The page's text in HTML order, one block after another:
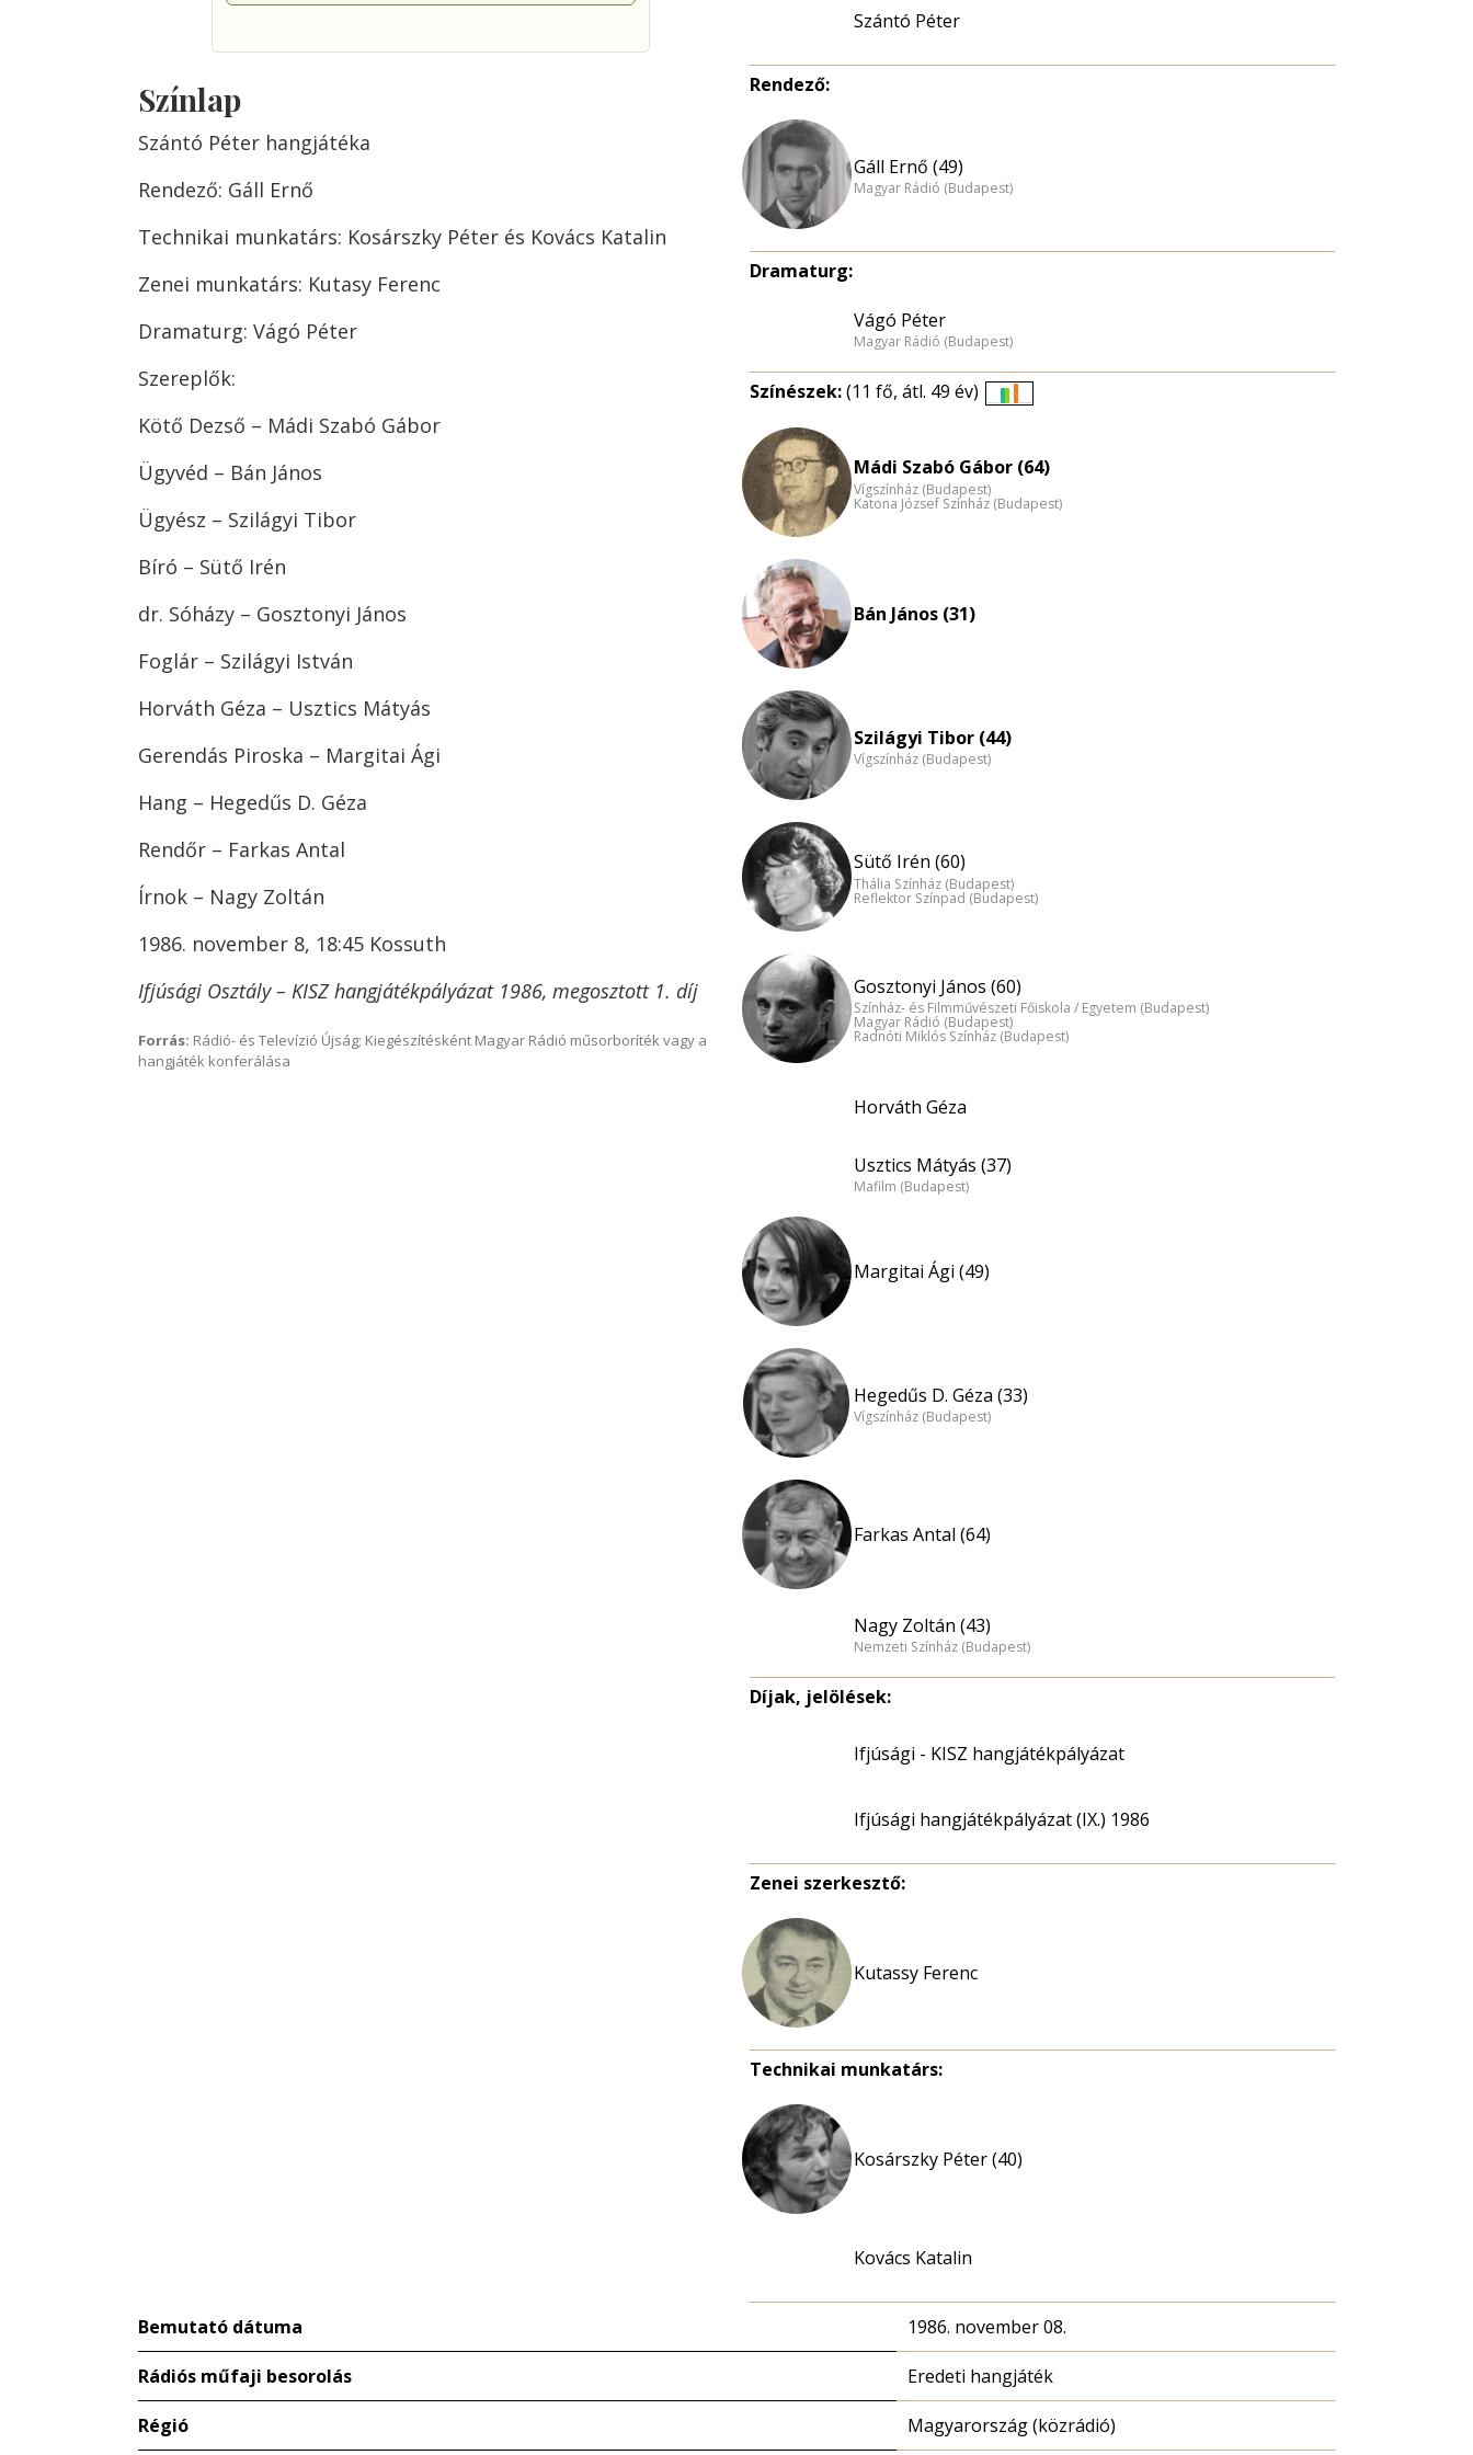
Színlap
Szántó Péter hangjátéka
Rendező: Gáll Ernő
Technikai munkatárs: Kosárszky Péter és Kovács Katalin
Zenei munkatárs: Kutasy Ferenc
Dramaturg: Vágó Péter
Szereplők:
Kötő Dezső – Mádi Szabó Gábor
Ügyvéd – Bán János
Ügyész – Szilágyi Tibor
Bíró – Sütő Irén
dr. Sóházy – Gosztonyi János
Foglár – Szilágyi István
Horváth Géza – Usztics Mátyás
Gerendás Piroska – Margitai Ági
Hang – Hegedűs D. Géza
Rendőr – Farkas Antal
Írnok – Nagy Zoltán
1986. november 8, 18:45 Kossuth
Ifjúsági Osztály – KISZ hangjátékpályázat 1986, megosztott 1. díj
Forrás: Rádió- és Televízió Újság; Kiegészítésként Magyar Rádió műsorboríték vagy a
hangjáték konferálása
Szántó Péter
Rendező:
Gáll Ernő (49)
Magyar Rádió (Budapest)
Dramaturg:
Vágó Péter
Magyar Rádió (Budapest)
Színészek:(11 fő, átl. 49 év)
nagyítása
Mádi Szabó Gábor (64)
Vígszínház (Budapest)
Katona József Színház (Budapest)
Bán János (31)
Szilágyi Tibor (44)
Vígszínház (Budapest)
Sütő Irén (60)
Thália Színház (Budapest)
Reflektor Színpad (Budapest)
Gosztonyi János (60)
Színház- és Filmművészeti Főiskola / Egyetem (Budapest)
Magyar Rádió (Budapest)
Radnóti Miklós Színház (Budapest)
Horváth Géza
Usztics Mátyás (37)
Mafilm (Budapest)
Margitai Ági (49)
Hegedűs D. Géza (33)
Vígszínház (Budapest)
Farkas Antal (64)
Nagy Zoltán (43)
Nemzeti Színház (Budapest)
Díjak, jelölések:
Ifjúsági - KISZ hangjátékpályázat
Ifjúsági hangjátékpályázat (IX.) 1986
Zenei szerkesztő:
Kutassy Ferenc
Technikai munkatárs:
Kosárszky Péter (40)
Kovács Katalin
Bemutató dátuma 1986. november 08.
Rádiós műfaji besorolás Eredeti hangjáték
Régió Magyarország (közrádió)